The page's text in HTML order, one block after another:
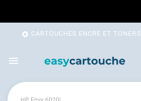
 CARTOUCHES ENCRE ET
